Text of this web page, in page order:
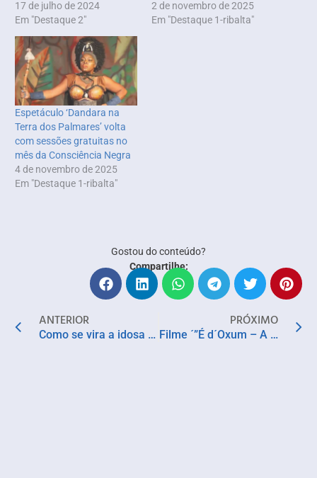
17 de julho de 2024
Em "Destaque 2"
2 de novembro de 2025
Em "Destaque 1-ribalta"
Espetáculo ‘Dandara na
Terra dos Palmares’ volta
com sessões gratuitas no
mês da Consciência Negra
4 de novembro de 2025
Em "Destaque 1-ribalta"
Gostou do conteúdo?
Compartilhe:
ANTERIOR
Como se vira a idosa no SUS? Saiba em mais um divertido texto de Ildo Simões
PRÓXIMO
Filme ´”É d´Oxum – A força que mora n’água” ganha reprise no Cine Glauber Rocha